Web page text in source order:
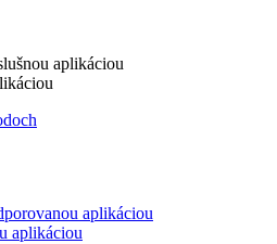
aplikáciou
aplikáciou
aplikáciou